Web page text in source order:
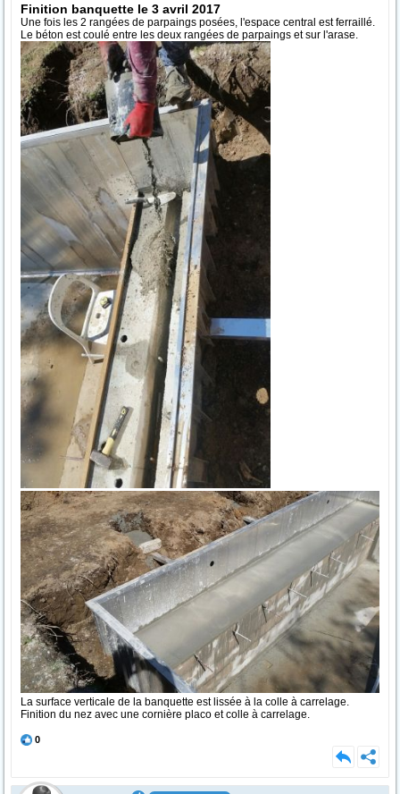
Finition banquette le 3 avril 2017
Une fois les 2 rangées de parpaings posées, l'espace central est ferraillé.
Le béton est coulé entre les deux rangées de parpaings et sur l'arase.
La surface verticale de la banquette est lissée à la colle à carrelage.
Finition du nez avec une cornière placo et colle à carrelage.
0